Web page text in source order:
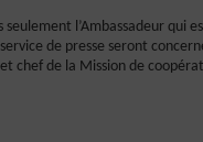
seulement l’Ambassadeur
de presse seront
chef de la Mission de